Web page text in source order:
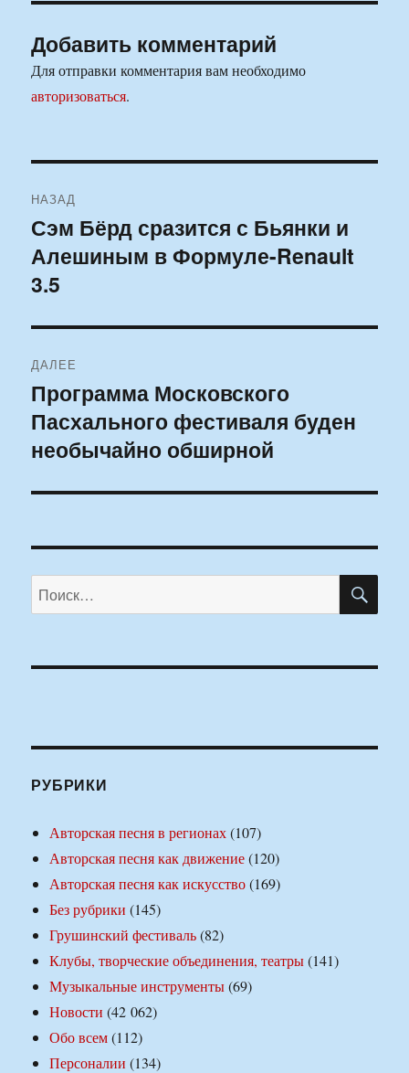
Добавить комментарий
Для отправки комментария вам необходимо
авторизоваться.
по
записям
НАЗАД
Предыдущая
запись:
Сэм Бёрд сразится с Бьянки и
Алешиным в Формуле-Renault
3.5
ДАЛЕЕ
Следующая
запись:
Программа Московского
Пасхального фестиваля буден
необычайно обширной
Искать:
РУБРИКИ
Авторская песня в регионах(107)
Авторская песня как движение(120)
Авторская песня как искусство(169)
Без рубрики (145)
Грушинский фестиваль(82)
Клубы, творческие объединения, театры(141)
Музыкальные инструменты(69)
Новости (42 062)
Обо всем(112)
Персоналии (134)